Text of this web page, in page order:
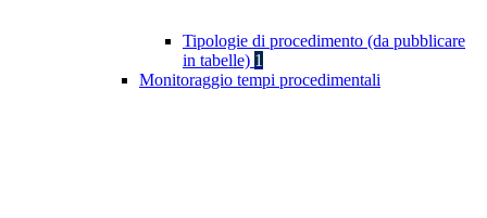
Tipologie di procedimento (da pubblicare
in tabelle) 1
Monitoraggio tempi procedimentali